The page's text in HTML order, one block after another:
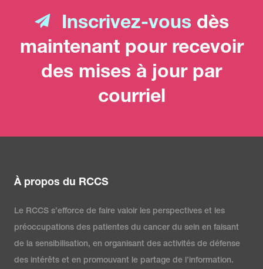
Inscrivez-vous dès
maintenant pour recevoir
des mises à jour par
courriel
À propos du RCCS
Le RCCS s’efforce de faire valoir les perspectives et les
préoccupations des patientes du cancer du sein en faisant
de la sensibilisation, en organisant des activités de défense
des intérêts et en promouvant le partage de l’information.